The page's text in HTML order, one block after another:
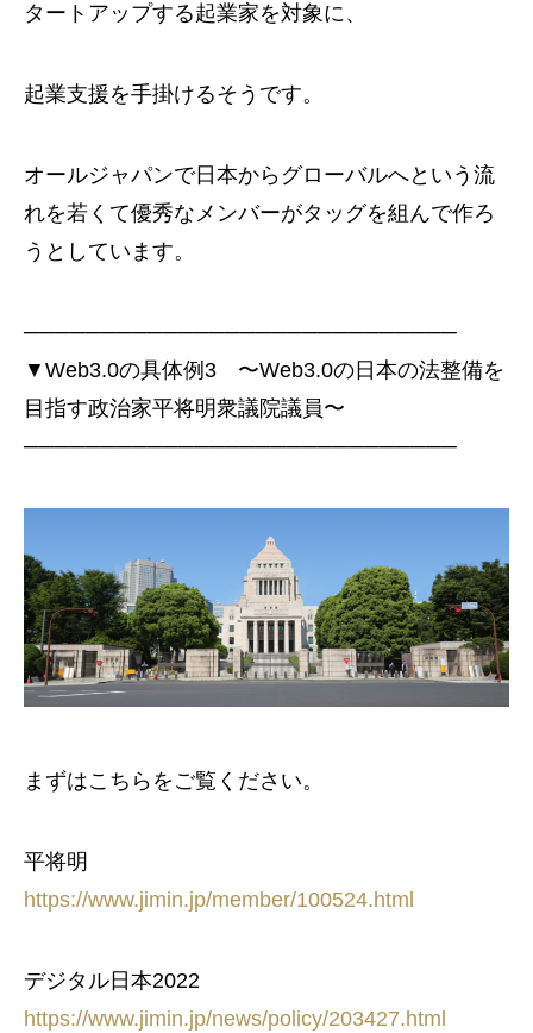
タートアップする起業家を対象に、
起業支援を手掛けるそうです。
オールジャパンで日本からグローバルへという流
れを若くて優秀なメンバーがタッグを組んで作ろ
うとしています。
────────────────────────────
▼Web3.0の具体例3 〜Web3.0の日本の法整備を
目指す政治家平将明衆議院議員〜
────────────────────────────
まずはこちらをご覧ください。
平将明
https://www.jimin.jp/member/100524.html
デジタル日本2022
https://www.jimin.jp/news/policy/203427.html